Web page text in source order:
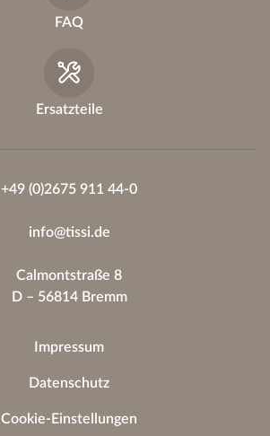
FAQ
Ersatzteile
+49 (0)2675 911 44-0
info@tissi.de
Calmontstraße 8
D – 56814 Bremm
Impressum
Datenschutz
Cookie-Einstellungen